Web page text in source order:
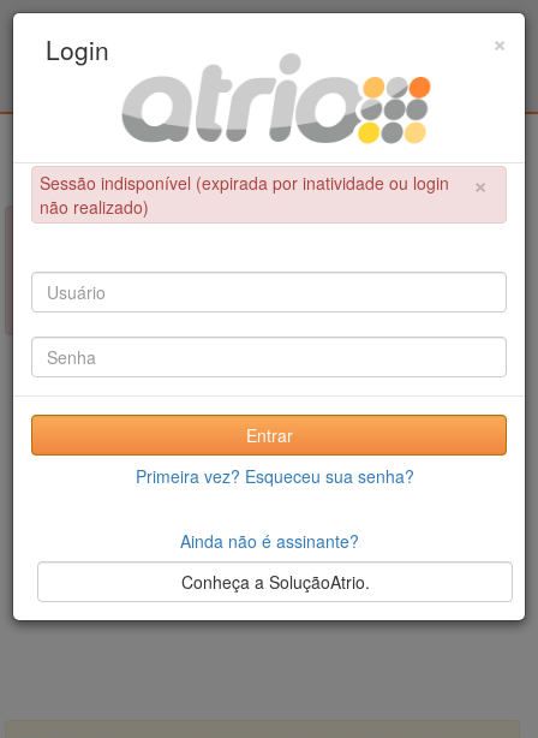
Civil / UPE
×
NÃO FOI POSSÍVEL CONCLUIR A OPERAÇÃO
Sessão indisponível (expirada por inatividade ou login não
realizado)
×
Login
×
Sessão indisponível (expirada por inatividade ou login
não realizado)
Entrar
Primeira vez? Esqueceu sua senha?
Ainda não é assinante?
Conheça a SoluçãoAtrio.